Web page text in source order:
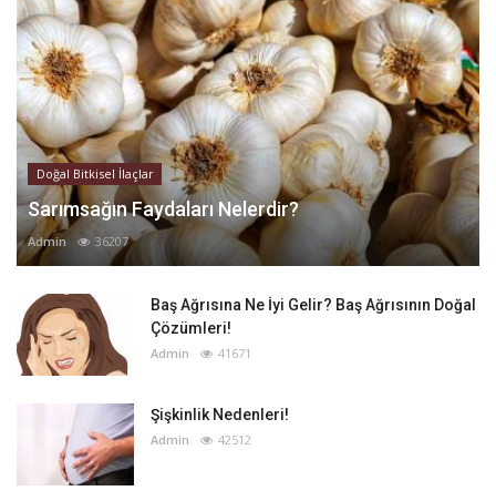
Doğal Bitkisel İlaçlar
Sarımsağın Faydaları Nelerdir?
Admin 36207
Baş Ağrısına Ne İyi Gelir? Baş Ağrısının Doğal
Çözümleri!
Admin 41671
Şişkinlik Nedenleri!
Admin 42512